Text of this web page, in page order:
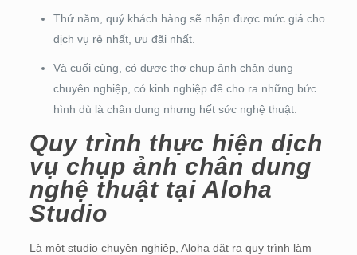
Thứ năm, quý khách hàng sẽ nhận được mức giá cho
dịch vụ rẻ nhất, ưu đãi nhất.
Và cuối cùng, có được thợ chụp ảnh chân dung
chuyên nghiệp, có kinh nghiệp để cho ra những bức
hình dù là chân dung nhưng hết sức nghệ thuật.
Quy trình thực hiện dịch
vụ chụp ảnh chân dung
nghệ thuật tại Aloha
Studio
Là một studio chuyên nghiệp, Aloha đặt ra quy trình làm